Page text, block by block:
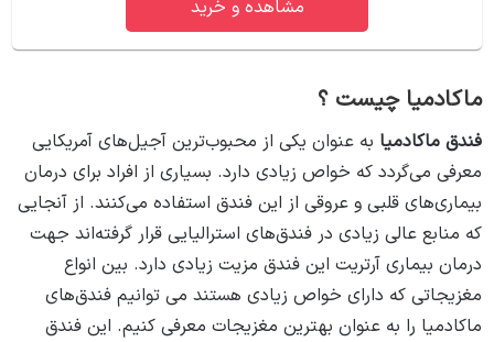
مشاهده و خرید
ماکادمیا چیست ؟
فندق ماکادمیا به عنوان یکی از محبوب‌ترین آجیل‌های آمریکایی
معرفی می‌گردد که خواص زیادی دارد. بسیاری از افراد برای درمان
بیماری‌های قلبی و عروقی از این فندق استفاده می‌کنند. از آنجایی
که منابع عالی زیادی در فندق‌های استرالیایی قرار گرفته‌اند جهت
درمان بیماری آرتریت این فندق مزیت زیادی دارد. بین انواع
مغزیجاتی که دارای خواص زیادی هستند می‌ توانیم فندق‌های
ماکادمیا را به عنوان بهترین مغزیجات معرفی کنیم. این فندق